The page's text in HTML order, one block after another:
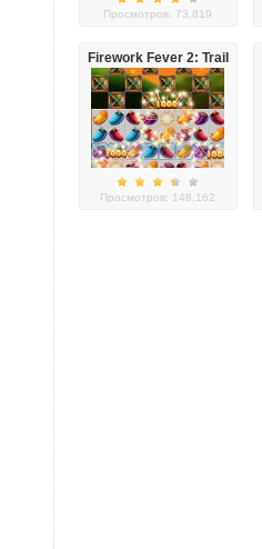
Просмотров: 73,819
Firework Fever 2: Trail
of the Water Dragon
Просмотров: 148,162